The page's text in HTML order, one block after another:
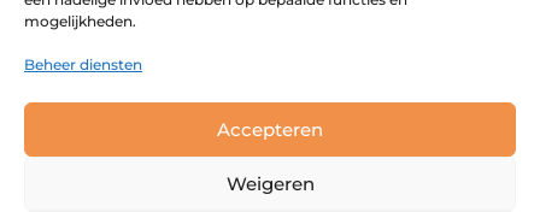
mogelijkheden.
Beheer diensten
Accepteren
Weigeren
Vrijdag:
09:00 – 17:00
Zaterdag:
09:00 – 16:00
Buiten openingstijden open op afspraak.